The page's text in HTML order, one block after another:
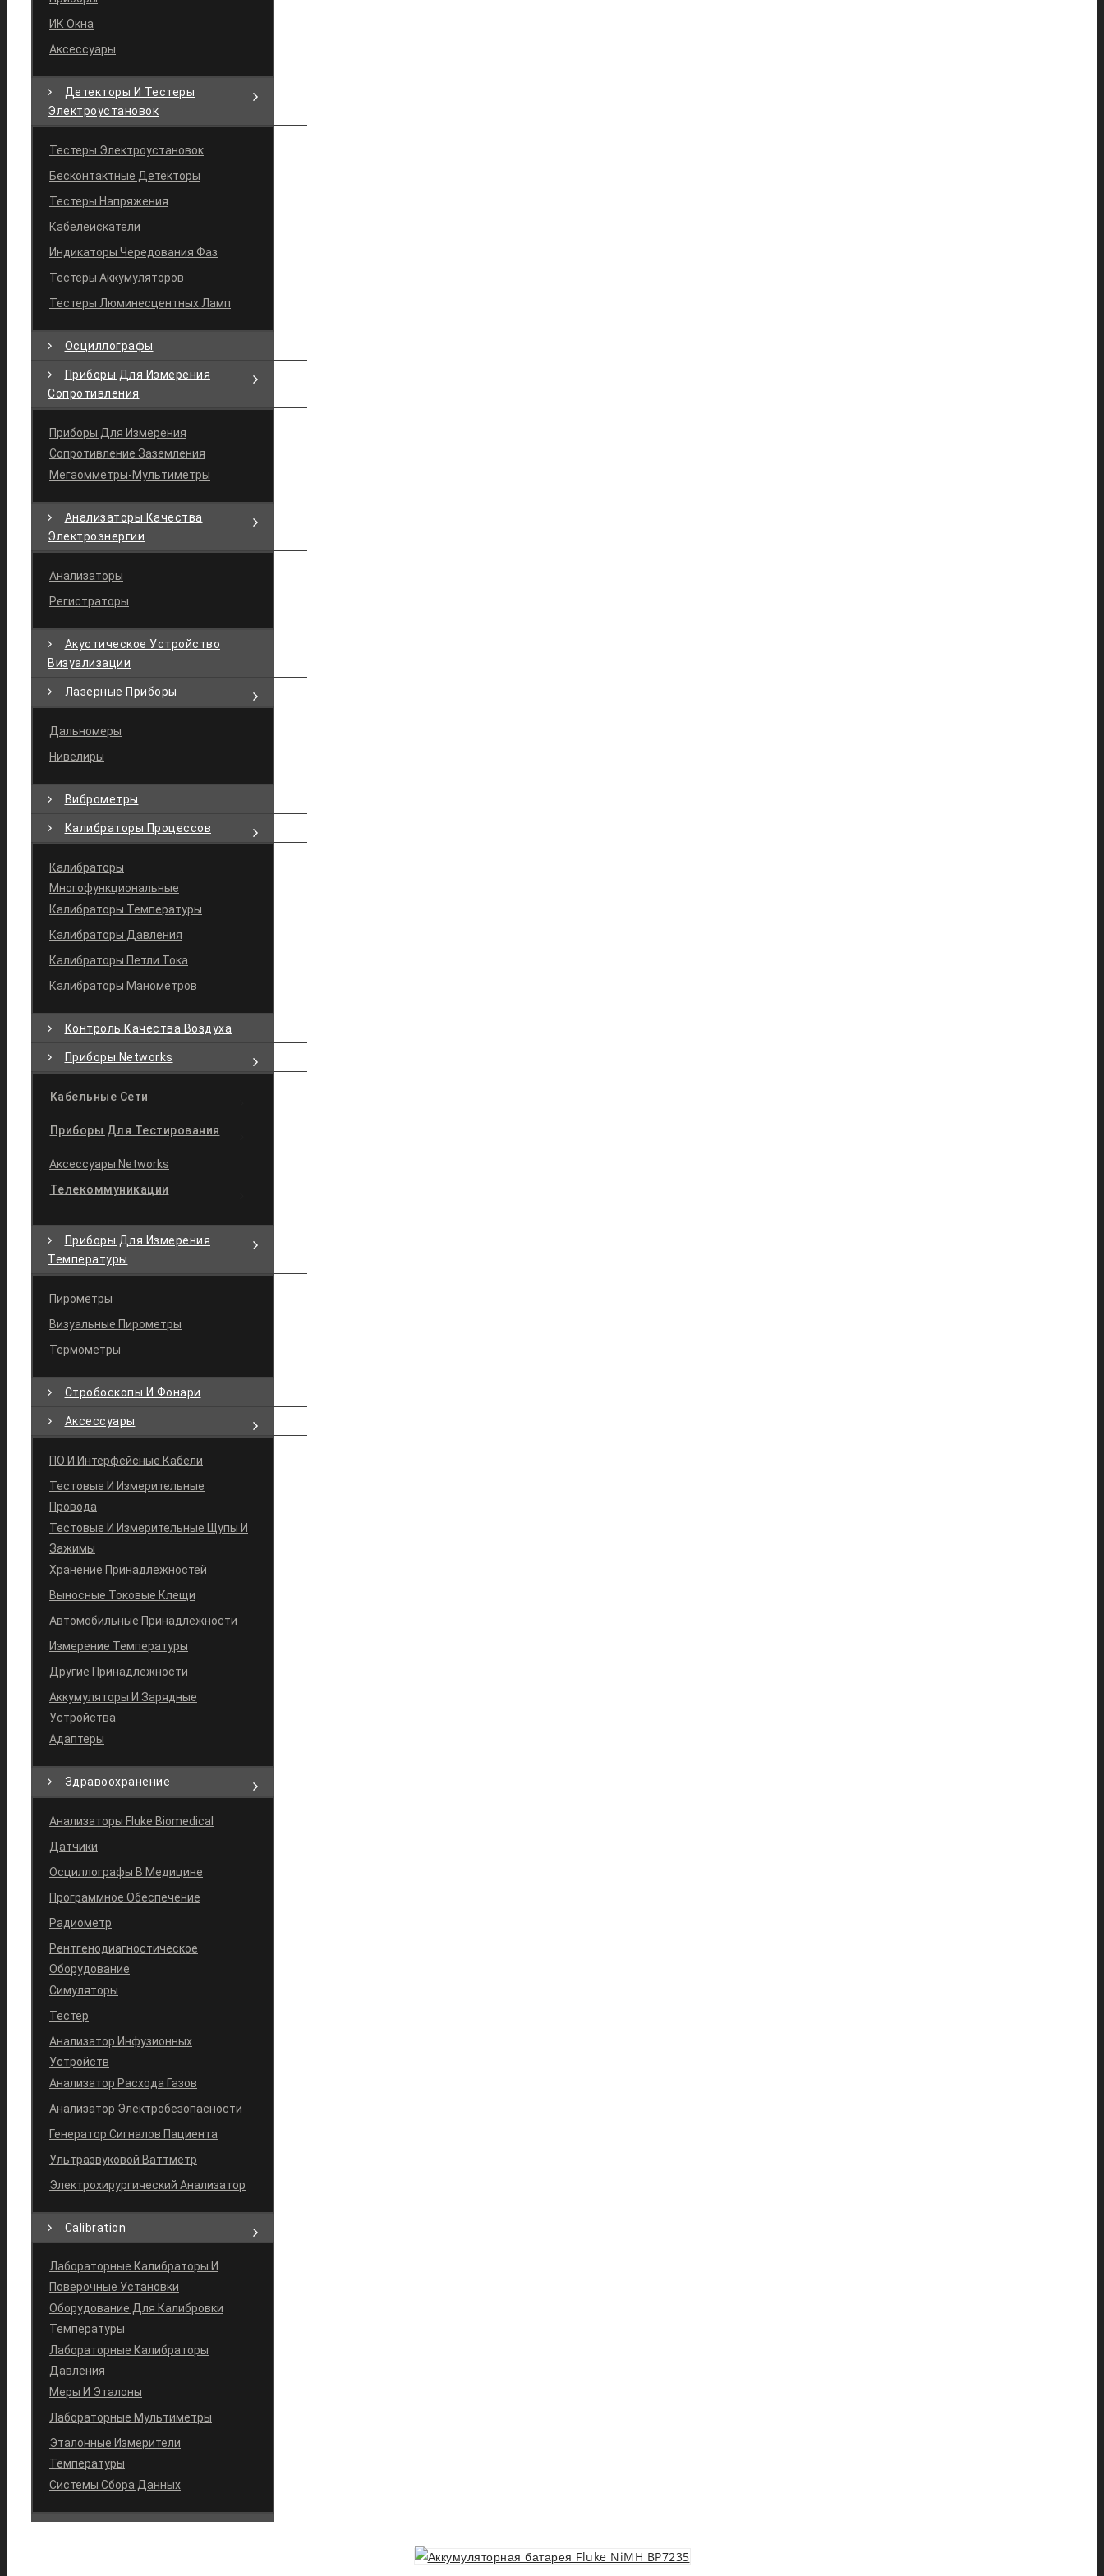
ИК Окна
Аксессуары
Детекторы И Тестеры
Электроустановок
Тестеры Электроустановок
Бесконтактные Детекторы
Тестеры Напряжения
Кабелеискатели
Индикаторы Чередования Фаз
Тестеры Аккумуляторов
Тестеры Люминесцентных Ламп
Осциллографы
Приборы Для Измерения
Сопротивления
Приборы Для Измерения
Сопротивление Заземления
Мегаомметры-Мультиметры
Анализаторы Качества
Электроэнергии
Анализаторы
Регистраторы
Акустическое Устройство
Визуализации
Лазерные Приборы
Дальномеры
Нивелиры
Виброметры
Калибраторы Процессов
Калибраторы
Многофункциональные
Калибраторы Температуры
Калибраторы Давления
Калибраторы Петли Тока
Калибраторы Манометров
Контроль Качества Воздуха
Приборы Networks
Кабельные Сети
Приборы Для Тестирования
Аксессуары Networks
Телекоммуникации
Приборы Для Измерения
Температуры
Пирометры
Визуальные Пирометры
Термометры
Стробоскопы И Фонари
Аксессуары
ПО И Интерфейсные Кабели
Тестовые И Измерительные
Провода
Тестовые И Измерительные Щупы И
Зажимы
Хранение Принадлежностей
Выносные Токовые Клещи
Автомобильные Принадлежности
Измерение Температуры
Другие Принадлежности
Аккумуляторы И Зарядные
Устройства
Адаптеры
Здравоохранение
Анализаторы Fluke Biomedical
Датчики
Осциллографы В Медицине
Программное Обеспечение
Радиометр
Рентгенодиагностическое
Оборудование
Симуляторы
Тестер
Анализатор Инфузионных
Устройств
Анализатор Расхода Газов
Анализатор Электробезопасности
Генератор Сигналов Пациента
Ультразвуковой Ваттметр
Электрохирургический Анализатор
Calibration
Лабораторные Калибраторы И
Поверочные Установки
Оборудование Для Калибровки
Температуры
Лабораторные Калибраторы
Давления
Меры И Эталоны
Лабораторные Мультиметры
Эталонные Измерители
Температуры
Системы Сбора Данных